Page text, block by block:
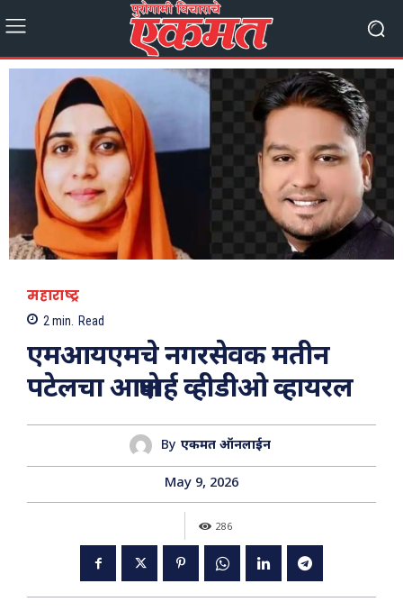
महाराष्ट्र
2 min. Read
एमआयएमचे नगरसेवक मतीन
पटेलचा आक्षेपार्ह व्हीडीओ व्हायरल
By एकमत ऑनलाईन
May 9, 2026
286